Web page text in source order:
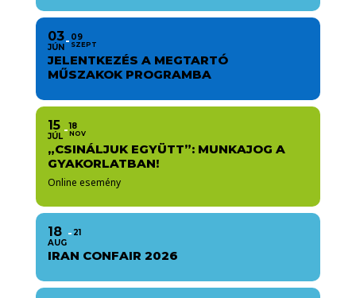
03
JÚN
09
SZEPT
JELENTKEZÉS A MEGTARTÓ
MŰSZAKOK PROGRAMBA
15
JÚL
18
NOV
„CSINÁLJUK EGYÜTT”: MUNKAJOG A
GYAKORLATBAN!
Online esemény
18
AUG
21
IRAN CONFAIR 2026